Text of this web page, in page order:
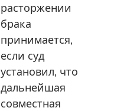
расторжении
брака
принимается,
если суд
установил, что
дальнейшая
совместная